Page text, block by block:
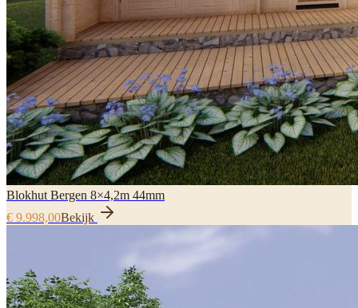
Blokhut Bergen 8×4,2m 44mm
€ 9.998,00Bekijk